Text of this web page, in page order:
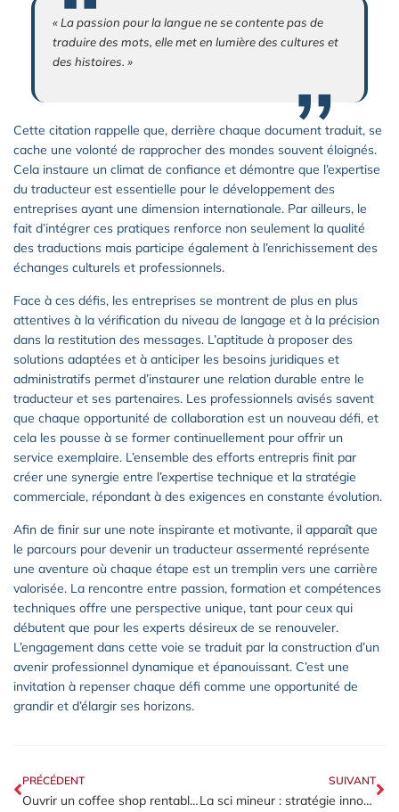
« La passion pour la langue ne se contente pas de
traduire des mots, elle met en lumière des cultures et
des histoires. »
Cette citation rappelle que, derrière chaque document traduit, se
cache une volonté de rapprocher des mondes souvent éloignés.
Cela instaure un climat de confiance et démontre que l’expertise
du traducteur est essentielle pour le développement des
entreprises ayant une dimension internationale. Par ailleurs, le
fait d’intégrer ces pratiques renforce non seulement la qualité
des traductions mais participe également à l’enrichissement des
échanges culturels et professionnels.
Face à ces défis, les entreprises se montrent de plus en plus
attentives à la vérification du niveau de langage et à la précision
dans la restitution des messages. L’aptitude à proposer des
solutions adaptées et à anticiper les besoins juridiques et
administratifs permet d’instaurer une relation durable entre le
traducteur et ses partenaires. Les professionnels avisés savent
que chaque opportunité de collaboration est un nouveau défi, et
cela les pousse à se former continuellement pour offrir un
service exemplaire. L’ensemble des efforts entrepris finit par
créer une synergie entre l’expertise technique et la stratégie
commerciale, répondant à des exigences en constante évolution.
Afin de finir sur une note inspirante et motivante, il apparaît que
le parcours pour devenir un traducteur assermenté représente
une aventure où chaque étape est un tremplin vers une carrière
valorisée. La rencontre entre passion, formation et compétences
techniques offre une perspective unique, tant pour ceux qui
débutent que pour les experts désireux de se renouveler.
L’engagement dans cette voie se traduit par la construction d’un
avenir professionnel dynamique et épanouissant. C’est une
invitation à repenser chaque défi comme une opportunité de
grandir et d’élargir ses horizons.
PRÉCÉDENT
Ouvrir un coffee shop rentable avec passion pour booster son entreprise
SUIVANT
La sci mineur : stratégie innovante pour préparer l’héritage familial